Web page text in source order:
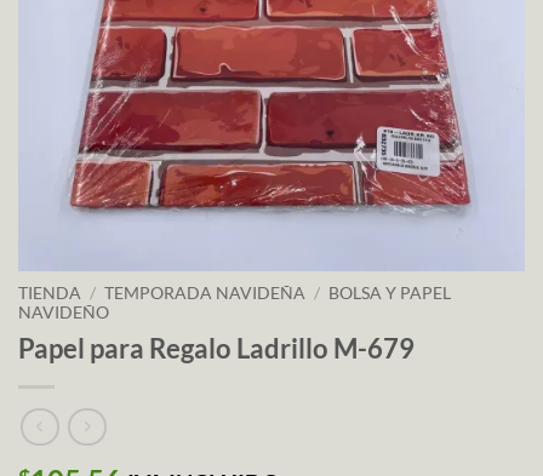
TIENDA / TEMPORADA NAVIDEÑA / BOLSA Y PAPEL
NAVIDEÑO
Papel para Regalo Ladrillo M-679